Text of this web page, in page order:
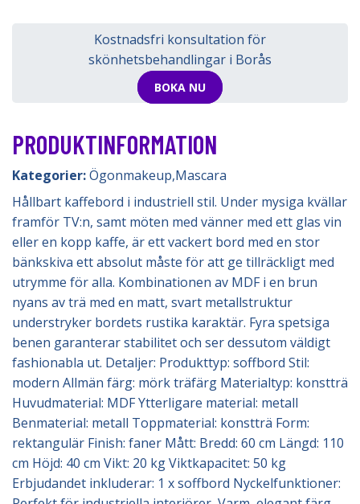
Kostnadsfri konsultation för
skönhetsbehandlingar i Borås
BOKA NU
PRODUKTINFORMATION
Kategorier:Ögonmakeup,Mascara
Hållbart kaffebord i industriell stil. Under mysiga kvällar
framför TV:n, samt möten med vänner med ett glas vin
eller en kopp kaffe, är ett vackert bord med en stor
bänkskiva ett absolut måste för att ge tillräckligt med
utrymme för alla. Kombinationen av MDF i en brun
nyans av trä med en matt, svart metallstruktur
understryker bordets rustika karaktär. Fyra spetsiga
benen garanterar stabilitet och ser dessutom väldigt
fashionabla ut. Detaljer: Produkttyp: soffbord Stil:
modern Allmän färg: mörk träfärg Materialtyp: konstträ
Huvudmaterial: MDF Ytterligare material: metall
Benmaterial: metall Toppmaterial: konstträ Form:
rektangulär Finish: faner Mått: Bredd: 60 cm Längd: 110
cm Höjd: 40 cm Vikt: 20 kg Viktkapacitet: 50 kg
Erbjudandet inkluderar: 1 x soffbord Nyckelfunktioner: